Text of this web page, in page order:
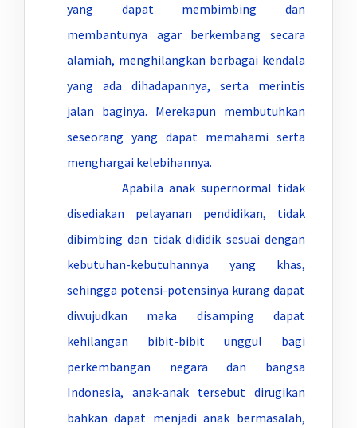
yang dapat membimbing dan
membantunya agar berkembang secara
alamiah, menghilangkan berbagai kendala
yang ada dihadapannya, serta merintis
jalan baginya. Merekapun membutuhkan
seseorang yang dapat memahami serta
menghargai kelebihannya.
Apabila anak supernormal tidak
disediakan pelayanan pendidikan, tidak
dibimbing dan tidak dididik sesuai dengan
kebutuhan-kebutuhannya yang khas,
sehingga potensi-potensinya kurang dapat
diwujudkan maka disamping dapat
kehilangan bibit-bibit unggul bagi
perkembangan negara dan bangsa
Indonesia, anak-anak tersebut dirugikan
bahkan dapat menjadi anak bermasalah,